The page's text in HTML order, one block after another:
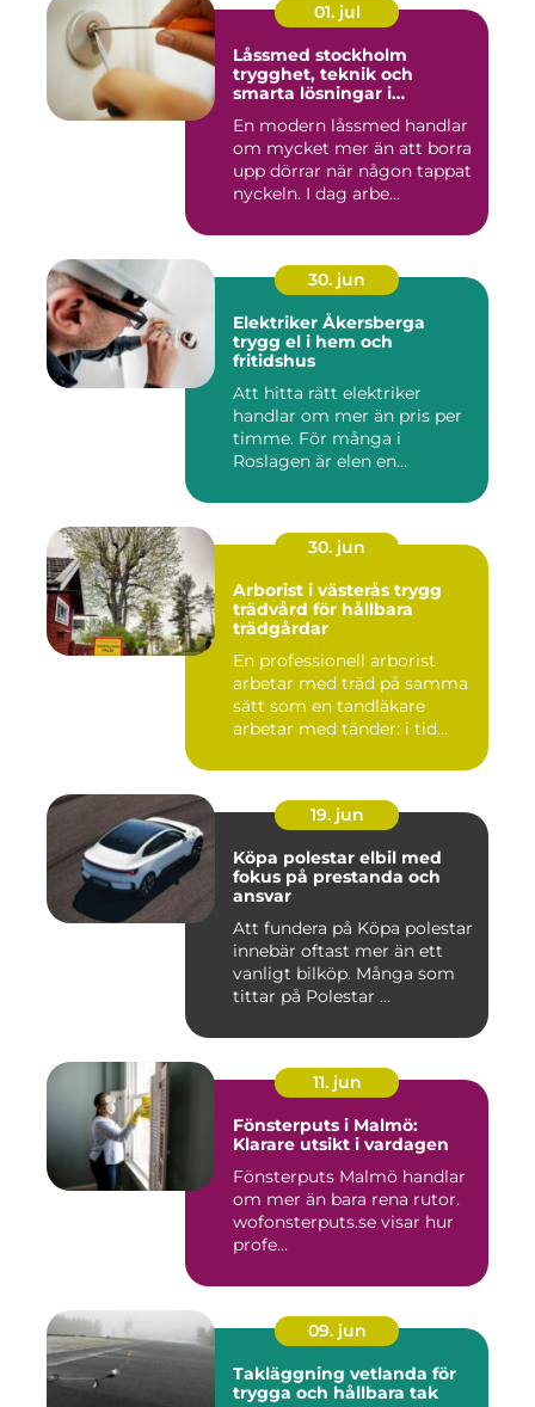
01. jul
Låssmed stockholm
trygghet, teknik och
smarta lösningar i
En modern låssmed handlar
om mycket mer än att borra
upp dörrar när någon tappat
nyckeln. I dag arbe...
30. jun
Elektriker Åkersberga
trygg el i hem och
fritidshus
Att hitta rätt elektriker
handlar om mer än pris per
timme. För många i
Roslagen är elen en
30. jun
Arborist i västerås trygg
trädvård för hållbara
trädgårdar
En professionell arborist
arbetar med träd på samma
sätt som en tandläkare
arbetar med tänder: i tid...
19. jun
Köpa polestar elbil med
fokus på prestanda och
ansvar
Att fundera på Köpa polestar
innebär oftast mer än ett
vanligt bilköp. Många som
tittar på Polestar ...
11. jun
Fönsterputs i Malmö:
Klarare utsikt i vardagen
Fönsterputs Malmö handlar
om mer än bara rena rutor.
wofonsterputs.se visar hur
profe...
09. jun
Takläggning vetlanda för
trygga och hållbara tak